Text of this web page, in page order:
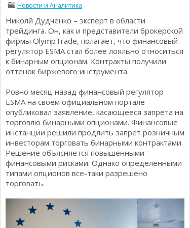
Определения
Опционы для начинающих
Стратегии
Торговля Kриптовалютой
Психологии трейдинга
Отзывы о бинарных опционах
Стратегии бинарных опционов
Добавить брокера в рейтинг
Новости и Аналитика
Николй Дудченко – эксперт в области
трейдинга. Он, как и представители брокерской
фирмы OlympTrade, полагает, что финансовый
регулятор ESMA стал более лояльно относиться
к бинарным опционам. Контракты получили
оттенок биржевого инструмента.
Ровно месяц назад финансовый регулятор
ESMA на своем официальном портале
опубликовал заявление, касающееся запрета на
торговлю бинарными опционами. Финансовые
инстанции решили продлить запрет розничным
инвесторам торговать бинарными контрактами.
Решение объясняется повышенными
финансовыми рисками. Однако определенными
типами опционов все-таки разрешено
торговать.